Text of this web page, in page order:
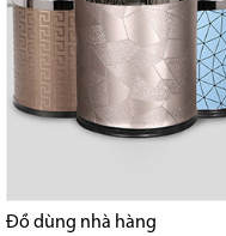
Đồ dùng nhà hàng